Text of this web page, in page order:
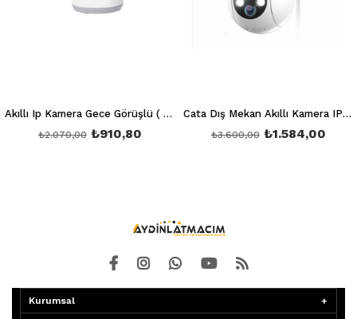
Akıllı Ip Kamera Gece Görüşlü ( Full Hd-1080P ) Ct 4050
₺910,80
₺2.070,00
Cata Dış Mekan Akıllı Kamera IP 66 Gece Görüşlü ( Full Hd-1080P ) Ct 4051
₺1.584,00
₺3.600,00
Kurumsal